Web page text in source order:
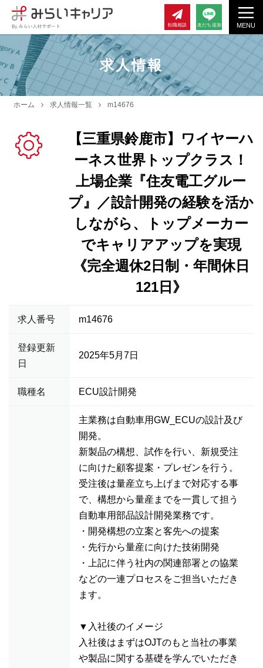
MENU
転職相談 友だち追加
求人情報
ホーム 求人情報一覧 m14676
【三重県鈴鹿市】ワイヤーハ
ーネス世界トップクラス！
上場企業『住友電工グルー
プ』／設計開発の経験を活か
しながら、トップメーカー
でキャリアアップを実現
《完全週休2日制・年間休日
121日》
求人番号 m14676
登録更新
日
2025年5月7日
職種名 ECU設計開発
主業務は自動車用GW_ECUの設計及び
開発。
新製品の構想、試作を行い、新規受注
に向けた顧客提案・プレゼンを行う。
受注後は量産立ち上げまで対応する事
で、構想から量産までを一貫して担う
自動車用部品設計開発業務です。
・開発構想の立案と客先への提案
・先行から量産に向けた技術開発
・上記に伴う社内の関連部署との協業
などの一連プロセスをご担当いただき
ます。
▼入社後のイメージ
入社後はまずはOJTのもと当社の事業
や製品に関する基礎を学んでいただき